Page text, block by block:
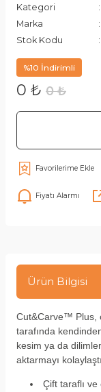
Kategori
Marka
Stok Kodu
%10 İndirimli
0 ₺ 0 ₺
Fiyatı Alarmı
Ürün Bilgisi
Cut&Carve™ Plus,
tarafında
kesim ya da
aktarmayı
Çift taraflı